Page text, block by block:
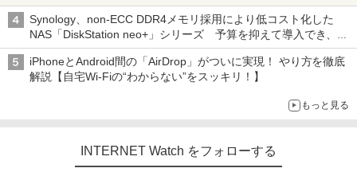
真や映像を使った投資詐欺などへの対策として
Synology、non-ECC DDR4メモリ採用により低コスト化した
NAS「DiskStation neo+」シリーズ 予算を抑えて導入でき、
ECCメモリへのアップグレードも可能
iPhoneとAndroid間の「AirDrop」がついに実現！ やり方を徹底
解説【自宅Wi-Fiの“わからない”をスッキリ！】
もっと見る
INTERNET Watch をフォローする